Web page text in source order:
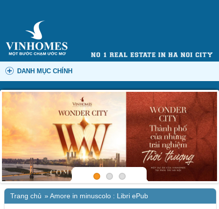
DANH MỤC CHÍNH
Trang chủ »Amore in minuscolo : Libri ePub